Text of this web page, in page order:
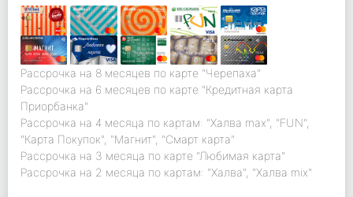
Рассрочка на 8 месяцев по карте "Черепаха"
Рассрочка на 6 месяцев по карте "Кредитная карта
Приорбанка"
Рассрочка на 4 месяца по картам: "Халва max", "FUN",
"Карта Покупок", "Магнит", "Смарт карта"
Рассрочка на 3 месяца по карте "Любимая карта"
Рассрочка на 2 месяца по картам: "Халва", "Халва mix"